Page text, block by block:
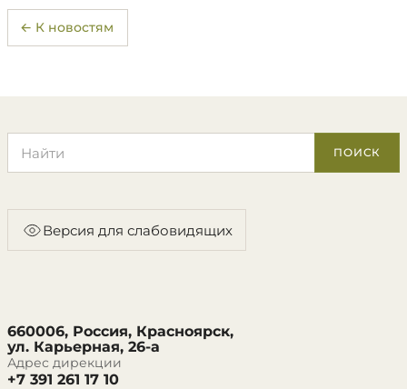
← К новостям
ПОИСК
Версия для слабовидящих
660006, Россия, Красноярск,
ул. Карьерная, 26-а
Адрес дирекции
+7 391 261 17 10